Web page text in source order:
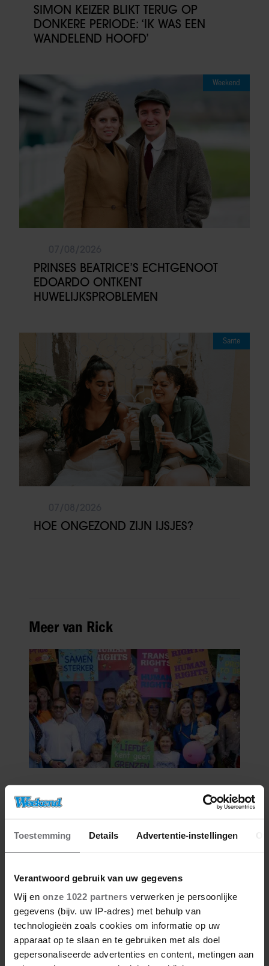
Toestemming Details Advertentie-instellingen
Verantwoord gebruik van uw gegevens
Wij en onze 1022 partners verwerken je persoonlijke
gegevens (bijv. uw IP-adres) met behulp van
technologieën zoals cookies om informatie op uw
apparaat op te slaan en te gebruiken met als doel
gepersonaliseerde advertenties en content, metingen aan
SIMON KEIZER BLIKT TERUG OP
DONKERE PERIODE: ‘IK WAS EEN
WANDELEND HOOFD’
Weekend
PRINSES BEATRICE’S ECHTGENOOT
EDOARDO ONTKENT
HUWELIJKSPROBLEMEN
Sante
HOE ONGEZOND ZIJN IJSJES?
Meer van Rick
02/08/2026
COLUMN: DE ORANJES, BOVEN
ALLE VERSCHILLEN